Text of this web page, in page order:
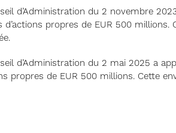
d’Administration du 2 novembre
d’actions propres de EUR 500
d’Administration du 2 mai 2025 a
propres de EUR 500 millions. Cette